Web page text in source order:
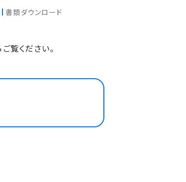
書類ダウンロード
覧ください。